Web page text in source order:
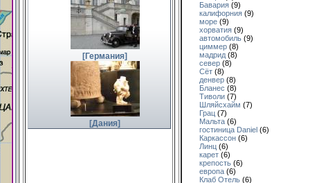
[Германия]
[Дания]
Бавария (9)
калифорния (9)
море (9)
хорватия (9)
автомобиль (9)
циммер (8)
мадрид (8)
север (8)
Сёт (8)
денвер (8)
Бланес (8)
Тиволи (7)
Шляйсхайм (7)
Грац (7)
Мальта (6)
гостиница Daniel (6)
Каркассон (6)
Линц (6)
карет (6)
крепость (6)
европа (6)
Клаб Отель (6)